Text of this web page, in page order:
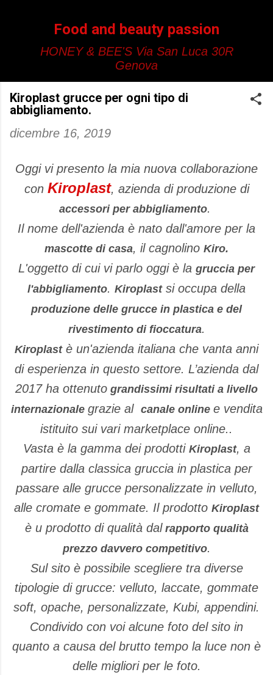
Food and beauty passion
HONEY & BEE'S Via San Luca 30R
Genova
Kiroplast grucce per ogni tipo di
abbigliamento.
dicembre 16, 2019
Oggi vi presento la mia nuova collaborazione
con Kiroplast, azienda di produzione di
accessori per abbigliamento.
Il nome dell'azienda è nato dall'amore per la
mascotte di casa, il cagnolino Kiro.
L'oggetto di cui vi parlo oggi è la gruccia per
l'abbigliamento. Kiroplastsi occupa della
produzione delle grucce in plastica e del
rivestimento di fioccatura.
Kiroplastè un'azienda italiana che vanta anni
di esperienza in questo settore. L’azienda dal
2017 ha ottenuto grandissimi risultati a livello
internazionale grazie al canale online e vendita
istituito sui vari marketplace online..
Vasta è la gamma dei prodotti Kiroplast, a
partire dalla classica gruccia in plastica per
passare alle grucce personalizzate in velluto,
alle cromate e gommate. Il prodotto Kiroplast
è u prodotto di qualità dalrapporto qualità
prezzo davvero competitivo.
Sul sito è possibile scegliere tra diverse
tipologie di grucce: velluto, laccate, gommate
soft, opache, personalizzate, Kubi, appendini.
Condivido con voi alcune foto del sito in
quanto a causa del brutto tempo la luce non è
delle migliori per le foto.